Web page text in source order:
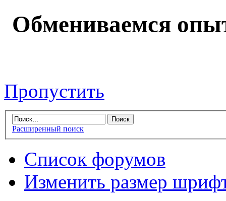
Обмениваемся
Пропустить
Расширенный поиск
Список форумов
Изменить размер